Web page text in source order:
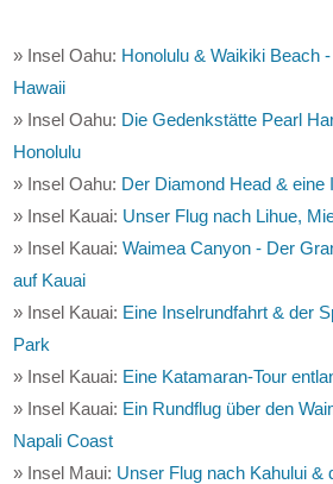
» Insel Oahu: Honolulu & Waikiki Beach
Hawaii
» Insel Oahu: Die Gedenkstätte Pearl
Honolulu
» Insel Oahu: Der Diamond Head & eine
» Insel Kauai: Unser Flug nach Lihue,
» Insel Kauai:Waimea Canyon - Der
auf Kauai
» Insel Kauai: Eine Inselrundfahrt & der
Park
» Insel Kauai: Eine Katamaran-Tour
» Insel Kauai: Ein Rundflug über den
Napali Coast
» Insel Maui: Unser Flug nach Kahului &